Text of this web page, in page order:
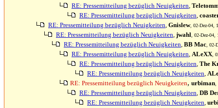
RE: Pressemitteilung bezüglich Neuigkeiten,
RE: Pressemitteilung bezüglich Neuigkeiten,
RE: Pressemitteilung bezüglich Neuigkeiten, Gnislew, 02-Dez-04,
RE: Pressemitteilung bezüglich Neuigkeiten, jwahl , 02-Dez-
RE: Pressemitteilung bezüglich Neuigkeiten, BB Mac ,
RE: Pressemitteilung bezüglich Neuigkeiten, ALeXX ,
RE: Pressemitteilung bezüglich Neuigkeiten, The
RE: Pressemitteilung bezüglich Neuigkeiten,
RE: Pressemitteilung bezüglich Neuigkeiten, urbiman
RE: Pressemitteilung bezüglich Neuigkeiten, DB
RE: Pressemitteilung bezüglich Neuigkeiten,